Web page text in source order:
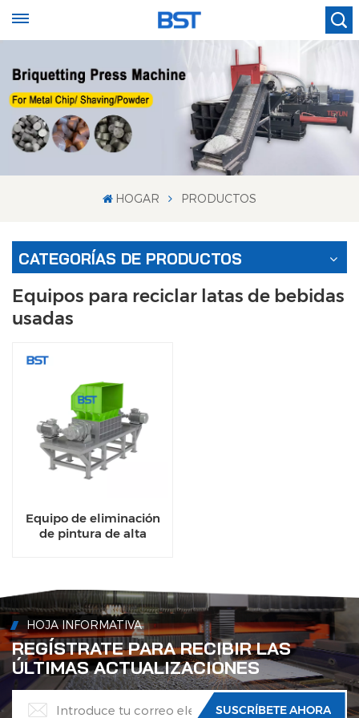
HOGAR PRODUCTOS
CATEGORÍAS DE PRODUCTOS
Equipos para reciclar latas de bebidas
usadas
Equipo de eliminación
de pintura de alta
HOJA INFORMATIVA
REGÍSTRATE PARA RECIBIR LAS
ÚLTIMAS ACTUALIZACIONES